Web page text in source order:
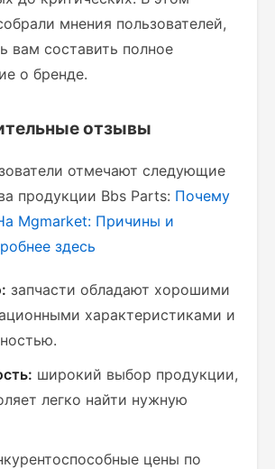
мнения пользователей,
вам составить полное
о бренде.
отзывы
отмечают следующие
продукции Bbs Parts: Почему
Mgmarket: Причины и
здесь
запчасти обладают хорошими
характеристиками и
широкий выбор продукции,
легко найти нужную
цены по